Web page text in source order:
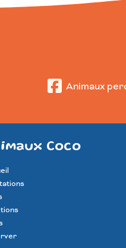
Animaux
Coco